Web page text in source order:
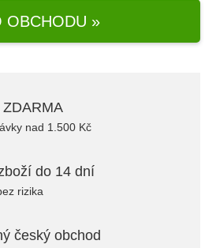
OBCHODU »
nad 1.500 Kč
do 14 dní
rizika
český obchod